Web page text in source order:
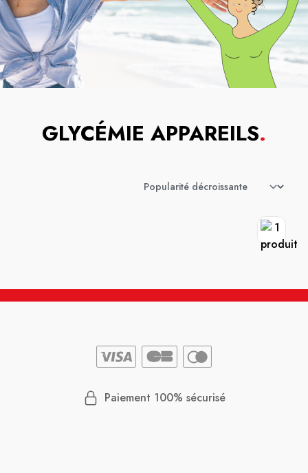
GLYCÉMIE APPAREILS.
Paiement 100% sécurisé